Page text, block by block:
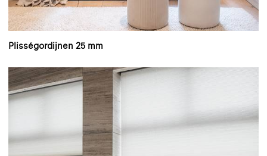
Plisségordijnen 25 mm